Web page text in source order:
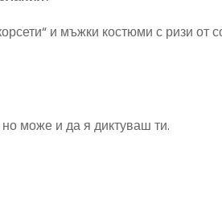
и мъжки костюми с ризи от
може и да я диктуваш ти.